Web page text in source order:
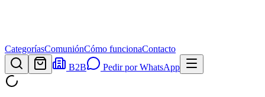
CategoríasComuniónCómo funcionaContacto
B2B
Pedir por WhatsApp